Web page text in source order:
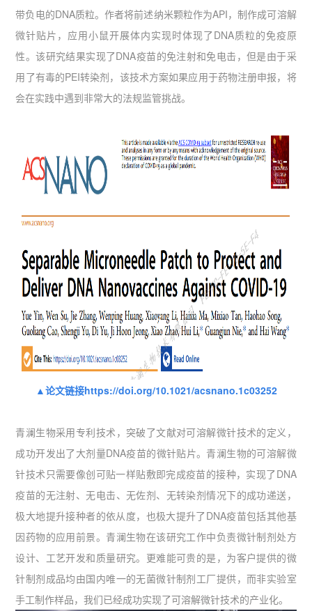
带负电的DNA质粒。作者将前述纳米颗粒作为API，制作成可溶解
微针贴片，应用小鼠开展体内实现时体现了DNA质粒的免疫原
性。该研究结果实现了DNA疫苗的免注射和免电击，但是由于采
用了有毒的PEI转染剂，该技术方案如果应用于药物注册申报，将
会在实践中遇到非常大的法规监管挑战。
▲论文链接https://doi.org/10.1021/acsnano.1c03252
青澜生物采用专利技术，突破了文献对可溶解微针技术的定义，
成功开发出了大剂量DNA疫苗的微针贴片。青澜生物的可溶解微
针技术只需要像创可贴一样贴敷即完成疫苗的接种，实现了DNA
疫苗的无注射、无电击、无佐剂、无转染剂情况下的成功递送，
极大地提升接种者的依从度，也极大提升了DNA疫苗包括其他基
因药物的应用前景。青澜生物在该研究工作中负责微针制剂处方
设计、工艺开发和质量研究。更难能可贵的是，为客户提供的微
针制剂成品均由国内唯一的无菌微针制剂工厂提供，而非实验室
手工制作样品，我们已经成功实现了可溶解微针技术的产业化。